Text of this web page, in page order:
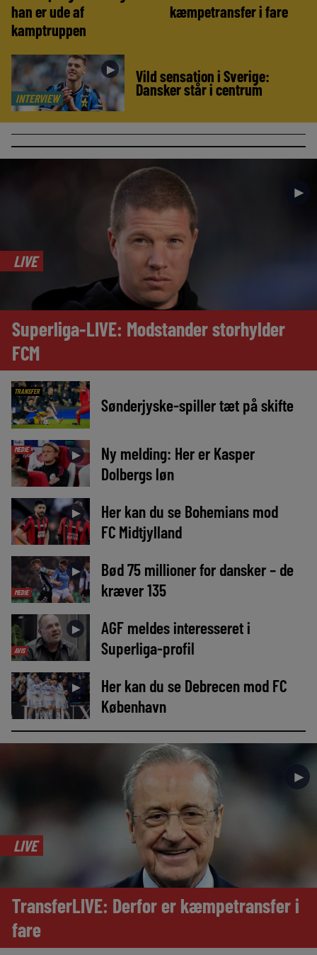
han er ude af
kamptruppen
kæmpetransfer i fare
INTERVIEW
► Vild sensation i Sverige:
Dansker står i centrum
►
LIVE
Superliga-LIVE: Modstander storhylder
FCM
TRANSFER
Sønderjyske-spiller tæt på skifte
MEDIE ►
Ny melding: Her er Kasper
Dolbergs løn
►
Her kan du se Bohemians mod
FC Midtjylland
MEDIE
►
Bød 75 millioner for dansker – de
kræver 135
AVIS
►
AGF meldes interesseret i
Superliga-profil
►
Her kan du se Debrecen mod FC
København
►
LIVE
TransferLIVE: Derfor er kæmpetransfer i
fare